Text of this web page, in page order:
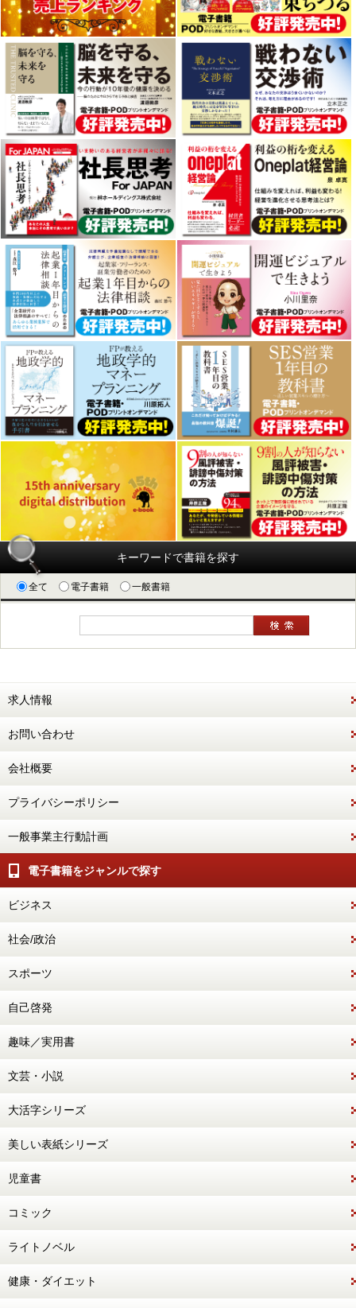
キーワードで書籍を探す
全て 電子書籍 一般書籍
求人情報
お問い合わせ
会社概要
プライバシーポリシー
一般事業主行動計画
電子書籍をジャンルで探す
ビジネス
社会/政治
スポーツ
自己啓発
趣味／実用書
文芸・小説
大活字シリーズ
美しい表紙シリーズ
児童書
コミック
ライトノベル
健康・ダイエット